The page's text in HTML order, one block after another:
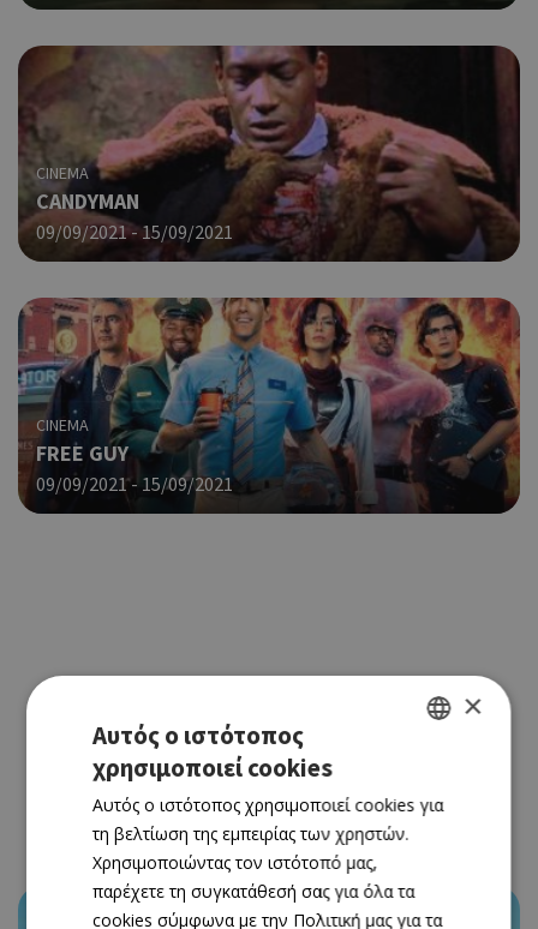
CINEMA
CANDYMAN
09/09/2021 - 15/09/2021
CINEMA
FREE GUY
09/09/2021 - 15/09/2021
ENGLISH
×
Αυτός ο ιστότοπος
χρησιμοποιεί cookies
Αυτός ο ιστότοπος χρησιμοποιεί cookies για
τη βελτίωση της εμπειρίας των χρηστών.
Χρησιμοποιώντας τον ιστότοπό μας,
παρέχετε τη συγκατάθεσή σας για όλα τα
cookies σύμφωνα με την Πολιτική μας για τα